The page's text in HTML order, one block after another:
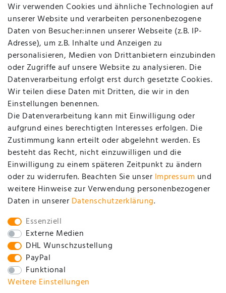
Vertrag widerrufen
MEIN KONTO
Registrieren
Login
UNTERNEHMEN
Kontakt
Datenschutzerklärung
AGB / Kundeninformationen
Impressum
SOCIAL
Wir verwenden Cookies und ähnliche Technologien auf
unserer Website und verarbeiten personenbezogene
Daten von Besucher:innen unserer Webseite (z.B. IP-
Adresse), um z.B. Inhalte und Anzeigen zu
personalisieren, Medien von Drittanbietern einzubinden
oder Zugriffe auf unsere Website zu analysieren. Die
Datenverarbeitung erfolgt erst durch gesetzte Cookies.
Wir teilen diese Daten mit Dritten, die wir in den
Einstellungen benennen.
Die Datenverarbeitung kann mit Einwilligung oder
aufgrund eines berechtigten Interesses erfolgen. Die
Zustimmung kann erteilt oder abgelehnt werden. Es
besteht das Recht, nicht einzuwilligen und die
Einwilligung zu einem späteren Zeitpunkt zu ändern
oder zu widerrufen. Beachten Sie unser Impressum und
weitere Hinweise zur Verwendung personenbezogener
Daten in unserer Daten­schutz­erklärung.
Essenziell
Externe Medien
DHL Wunschzustellung
PayPal
Funktional
Weitere Einstellungen